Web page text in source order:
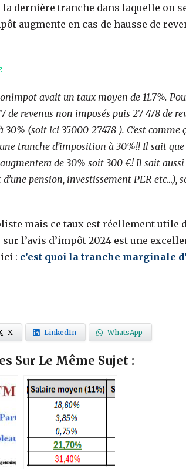
dernière tranche dans laquelle on
augmente en cas de hausse de
avait un taux moyen de 11.7%.
de revenus non imposés puis 27 478 de
30% (soit ici 35000-27478 ). C’est
tranche d’imposition à 30%!! Il sait
de 30% soit 300 €! Il sait aussi
pension, investissement PER etc…),
mais ce taux est réellement utile
l’avis d’impôt 2024 est une
: c’est quoi la tranche marginale
X LinkedIn WhatsApp
Sur Le Même Sujet :